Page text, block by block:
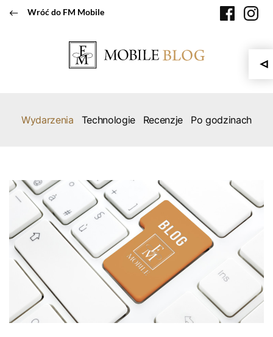
Wróć do FM Mobile facebook
Wydarzenia Technologie Recenzje Po godzinach